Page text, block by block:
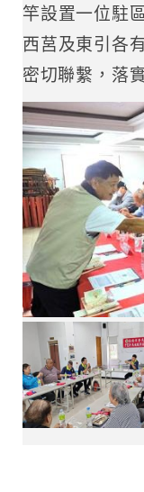
竿設置一位駐
西莒及東引各
密切聯繫，落